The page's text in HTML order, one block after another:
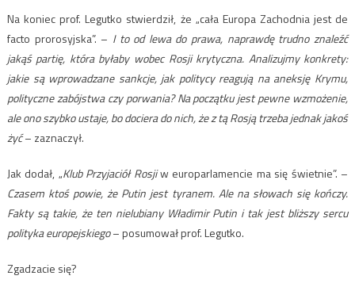
Na koniec prof. Legutko stwierdził, że „cała Europa Zachodnia jest de
facto prorosyjska”. – I to od lewa do prawa, naprawdę trudno znaleźć
jakąś partię, która byłaby wobec Rosji krytyczna. Analizujmy konkrety:
jakie są wprowadzane sankcje, jak politycy reagują na aneksję Krymu,
polityczne zabójstwa czy porwania? Na początku jest pewne wzmożenie,
ale ono szybko ustaje, bo dociera do nich, że z tą Rosją trzeba jednak jakoś
żyć– zaznaczył.
Jak dodał, „Klub Przyjaciół Rosjiw europarlamencie ma się świetnie”. –
Czasem ktoś powie, że Putin jest tyranem. Ale na słowach się kończy.
Fakty są takie, że ten nielubiany Władimir Putin i tak jest bliższy sercu
polityka europejskiego– posumował prof. Legutko.
Zgadzacie się?